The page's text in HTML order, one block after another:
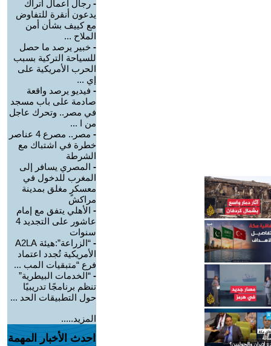
- رجال أعمال أتراك
يدعون أنقرة للتفاوض
مع كييف بشأن أمن
الملاح ...
- خبير يرصد ما حصل
للسياحة التركية بسبب
الحرب الأمريكية على
إي ...
- فيديو يرصد واقعة
صادمة على باب مسجد
في مصر.. وتحرك عاجل
من ا ...
-
مصر.. مصرع 4 عناصر
خطرة في اشتباك مع
الشرطة
- المصري يسافر إلى
المغرب للدخول في
معسكرٍ مغلق بمدينة
مراكش
- الأهلي يتفق مع إمام
عاشور على التجديد 4
سنوات
-
“الزراعة”:هيئة A2LA
الأمريكية تُجدد اعتماد
فرع “متبقيات المب ...
- “الخدمات البيطرية”
تنظم برنامجًا تدريبيًا
حول التطبيقات الحد ...
المزيد.....
احدث الأخبار المهمة